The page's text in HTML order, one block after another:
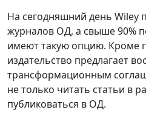
На сегодняшний день Wiley
журналов ОД, а свыше 90%
имеют такую опцию. Кроме
издательство предлагает
трансформационным
не только читать статьи в
публиковаться в ОД.